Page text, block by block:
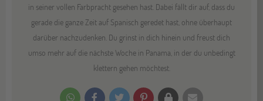
in seiner vollen Farbpracht gesehen hast. Dabei fällt dir auf, dass du
gerade die ganze Zeit auf Spanisch geredet hast, ohne überhaupt
darüber nachzudenken. Du grinst in dich hinein und freust dich
umso mehr auf die nächste Woche in Panama, in der du unbedingt
klettern gehen möchtest.